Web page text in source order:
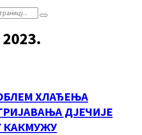
2023.
ХЛАЂЕЊА
ДЈЕЧИЈЕ
КАКМУЖУ